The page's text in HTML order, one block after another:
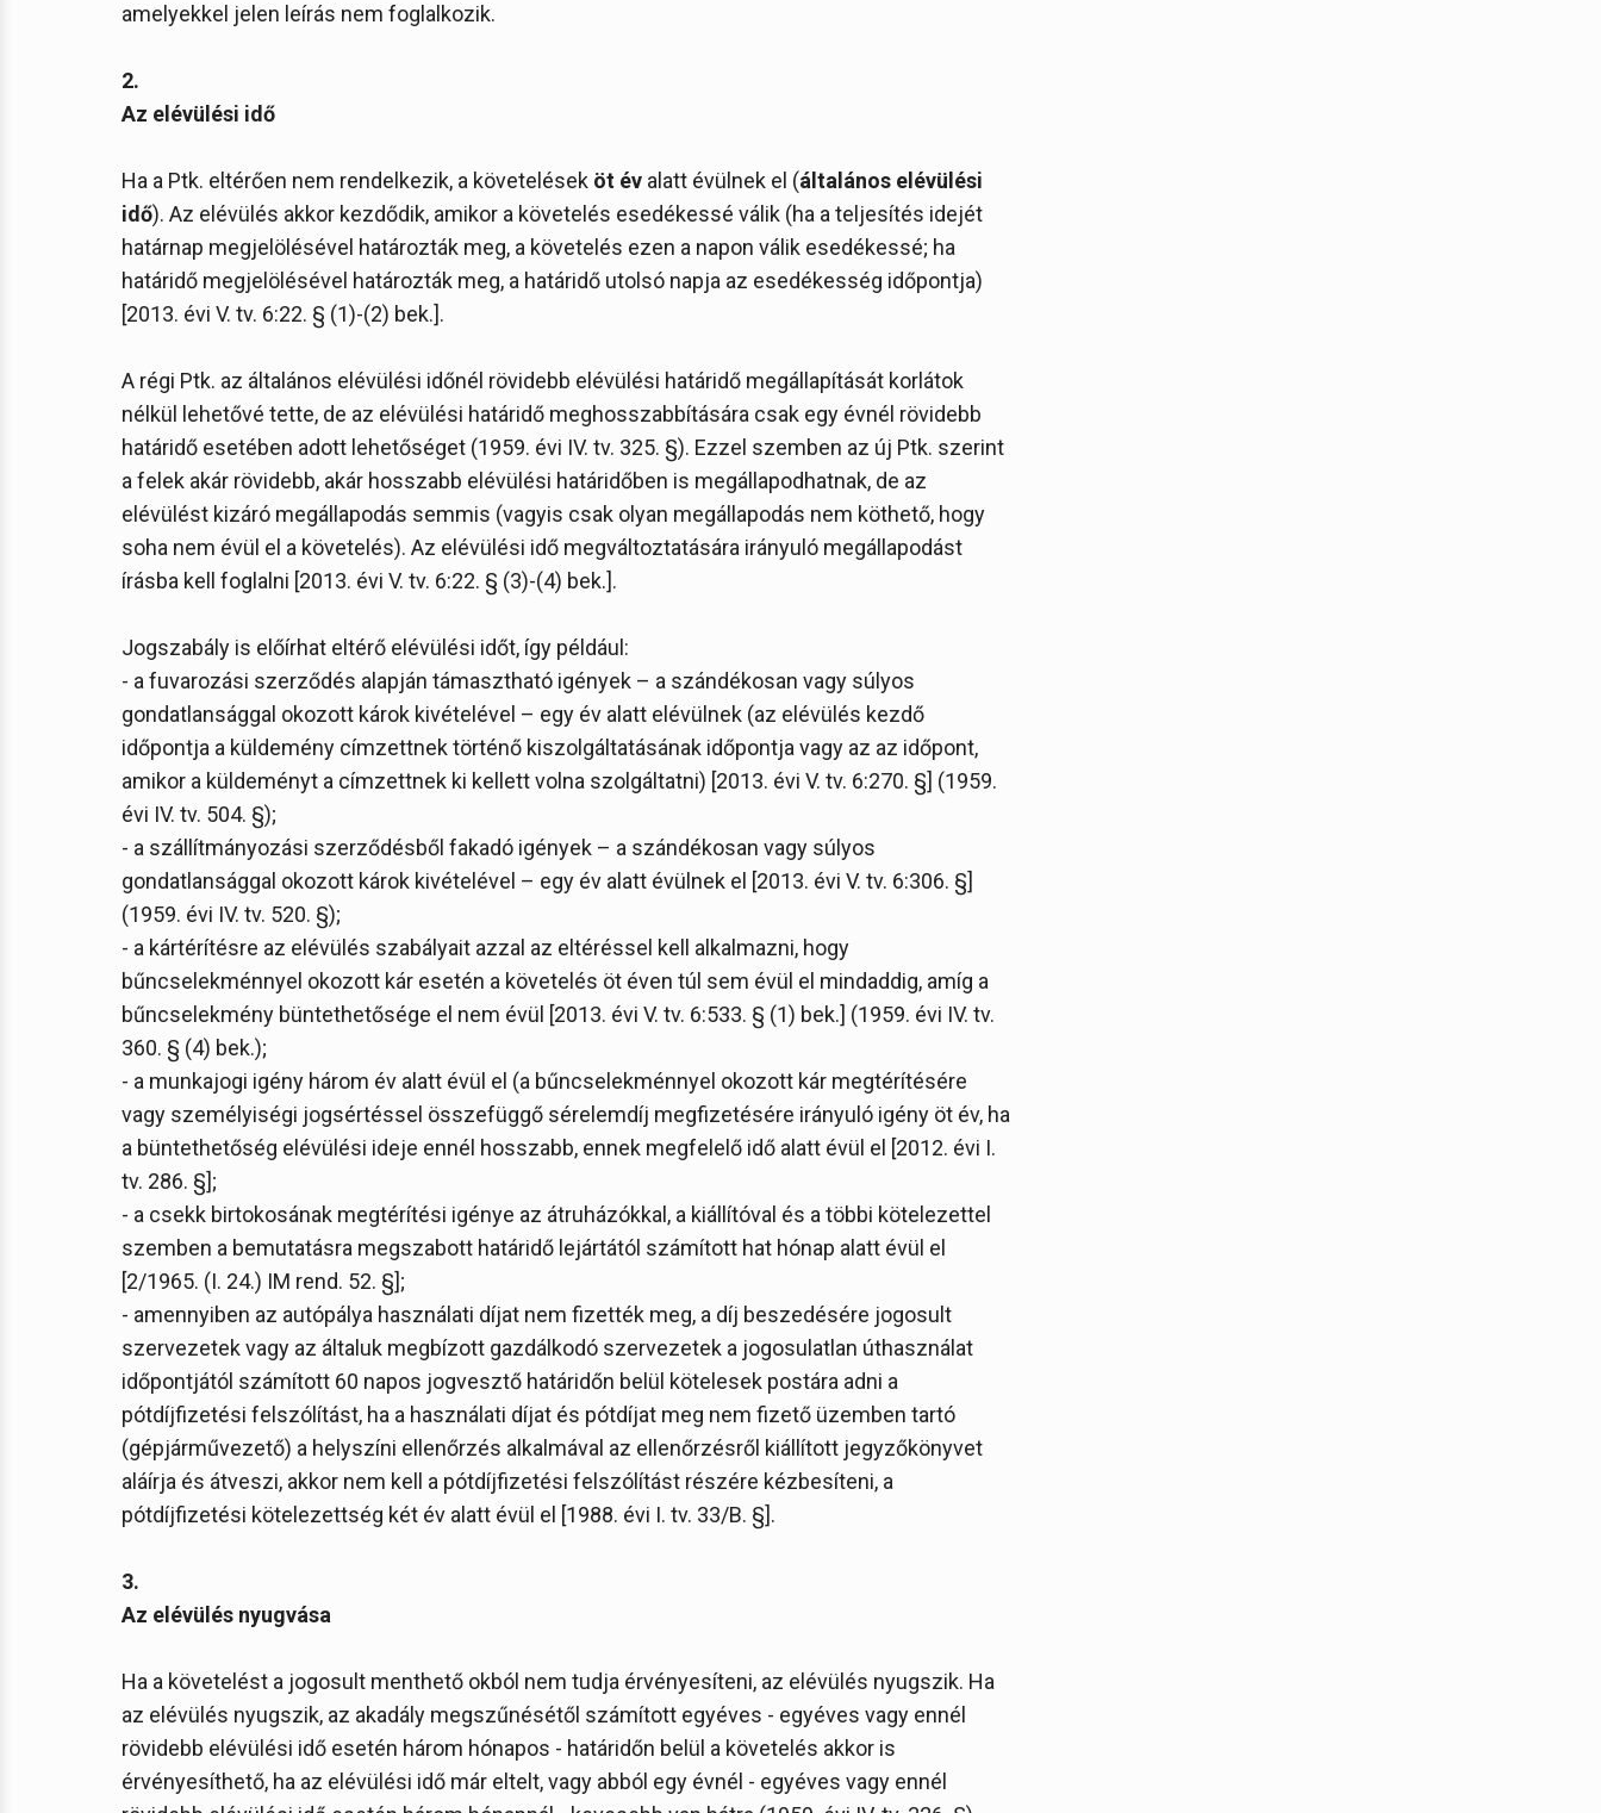
amelyekkel jelen leírás nem foglalkozik.
2.
Az elévülési idő
Ha a Ptk. eltérően nem rendelkezik, a követelések öt év alatt évülnek el (általános elévülési
idő). Az elévülés akkor kezdődik, amikor a követelés esedékessé válik (ha a teljesítés idejét
határnap megjelölésével határozták meg, a követelés ezen a napon válik esedékessé; ha
határidő megjelölésével határozták meg, a határidő utolsó napja az esedékesség időpontja)
[2013. évi V. tv. 6:22. § (1)-(2) bek.].
A régi Ptk. az általános elévülési időnél rövidebb elévülési határidő megállapítását korlátok
nélkül lehetővé tette, de az elévülési határidő meghosszabbítására csak egy évnél rövidebb
határidő esetében adott lehetőséget (1959. évi IV. tv. 325. §). Ezzel szemben az új Ptk. szerint
a felek akár rövidebb, akár hosszabb elévülési határidőben is megállapodhatnak, de az
elévülést kizáró megállapodás semmis (vagyis csak olyan megállapodás nem köthető, hogy
soha nem évül el a követelés). Az elévülési idő megváltoztatására irányuló megállapodást
írásba kell foglalni [2013. évi V. tv. 6:22. § (3)-(4) bek.].
Jogszabály is előírhat eltérő elévülési időt, így például:
- a fuvarozási szerződés alapján támasztható igények – a szándékosan vagy súlyos
gondatlansággal okozott károk kivételével – egy év alatt elévülnek (az elévülés kezdő
időpontja a küldemény címzettnek történő kiszolgáltatásának időpontja vagy az az időpont,
amikor a küldeményt a címzettnek ki kellett volna szolgáltatni) [2013. évi V. tv. 6:270. §] (1959.
évi IV. tv. 504. §);
- a szállítmányozási szerződésből fakadó igények – a szándékosan vagy súlyos
gondatlansággal okozott károk kivételével – egy év alatt évülnek el [2013. évi V. tv. 6:306. §]
(1959. évi IV. tv. 520. §);
- a kártérítésre az elévülés szabályait azzal az eltéréssel kell alkalmazni, hogy
bűncselekménnyel okozott kár esetén a követelés öt éven túl sem évül el mindaddig, amíg a
bűncselekmény büntethetősége el nem évül [2013. évi V. tv. 6:533. § (1) bek.] (1959. évi IV. tv.
360. § (4) bek.);
- a munkajogi igény három év alatt évül el (a bűncselekménnyel okozott kár megtérítésére
vagy személyiségi jogsértéssel összefüggő sérelemdíj megfizetésére irányuló igény öt év, ha
a büntethetőség elévülési ideje ennél hosszabb, ennek megfelelő idő alatt évül el [2012. évi I.
tv. 286. §];
- a csekk birtokosának megtérítési igénye az átruházókkal, a kiállítóval és a többi kötelezettel
szemben a bemutatásra megszabott határidő lejártától számított hat hónap alatt évül el
[2/1965. (I. 24.) IM rend. 52. §];
- amennyiben az autópálya használati díjat nem fizették meg, a díj beszedésére jogosult
szervezetek vagy az általuk megbízott gazdálkodó szervezetek a jogosulatlan úthasználat
időpontjától számított 60 napos jogvesztő határidőn belül kötelesek postára adni a
pótdíjfizetési felszólítást, ha a használati díjat és pótdíjat meg nem fizető üzemben tartó
(gépjárművezető) a helyszíni ellenőrzés alkalmával az ellenőrzésről kiállított jegyzőkönyvet
aláírja és átveszi, akkor nem kell a pótdíjfizetési felszólítást részére kézbesíteni, a
pótdíjfizetési kötelezettség két év alatt évül el [1988. évi I. tv. 33/B. §].
3.
Az elévülés nyugvása
Ha a követelést a jogosult menthető okból nem tudja érvényesíteni, az elévülés nyugszik. Ha
az elévülés nyugszik, az akadály megszűnésétől számított egyéves - egyéves vagy ennél
rövidebb elévülési idő esetén három hónapos - határidőn belül a követelés akkor is
érvényesíthető, ha az elévülési idő már eltelt, vagy abból egy évnél - egyéves vagy ennél